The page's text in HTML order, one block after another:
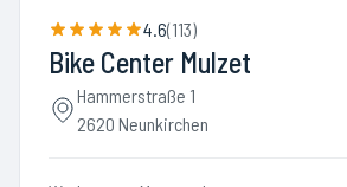
4.6(113)
Bike Center Mulzet
Hammerstraße 1
2620 Neunkirchen